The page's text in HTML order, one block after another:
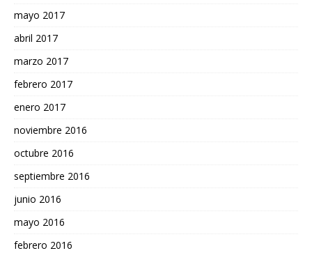
mayo 2017
abril 2017
marzo 2017
febrero 2017
enero 2017
noviembre 2016
octubre 2016
septiembre 2016
junio 2016
mayo 2016
febrero 2016